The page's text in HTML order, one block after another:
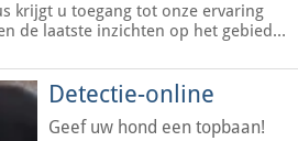
krijgt u toegang tot onze ervaring
de laatste inzichten op het gebied
Detectie-online
Geef uw hond een topbaan!